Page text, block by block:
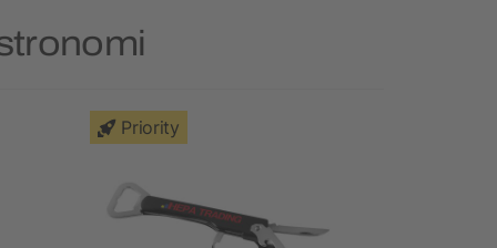
Priority